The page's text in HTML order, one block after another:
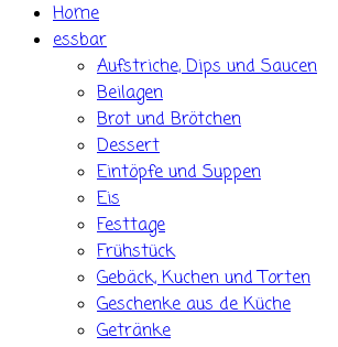
Home
essbar
Aufstriche, Dips und Saucen
Beilagen
Brot und Brötchen
Dessert
Eintöpfe und Suppen
Eis
Festtage
Frühstück
Gebäck, Kuchen und Torten
Geschenke aus de Küche
Getränke